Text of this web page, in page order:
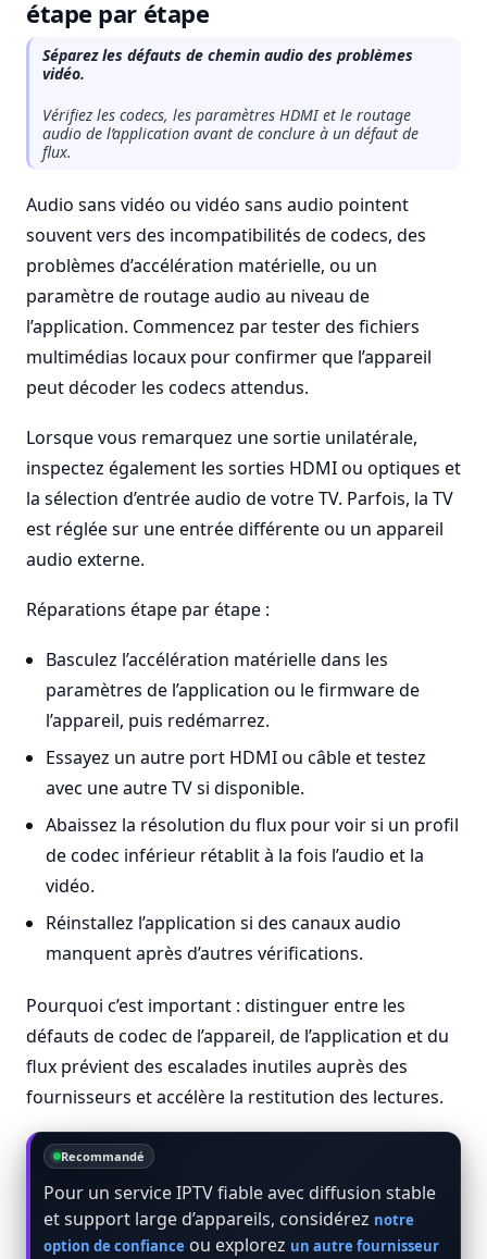
étape par étape
Séparez les défauts de chemin audio des problèmes
vidéo.
Vérifiez les codecs, les paramètres HDMI et le routage
audio de l’application avant de conclure à un défaut de
flux.
Audio sans vidéo ou vidéo sans audio pointent
souvent vers des incompatibilités de codecs, des
problèmes d’accélération matérielle, ou un
paramètre de routage audio au niveau de
l’application. Commencez par tester des fichiers
multimédias locaux pour confirmer que l’appareil
peut décoder les codecs attendus.
Lorsque vous remarquez une sortie unilatérale,
inspectez également les sorties HDMI ou optiques et
la sélection d’entrée audio de votre TV. Parfois, la TV
est réglée sur une entrée différente ou un appareil
audio externe.
Réparations étape par étape :
Basculez l’accélération matérielle dans les
paramètres de l’application ou le firmware de
l’appareil, puis redémarrez.
Essayez un autre port HDMI ou câble et testez
avec une autre TV si disponible.
Abaissez la résolution du flux pour voir si un profil
de codec inférieur rétablit à la fois l’audio et la
vidéo.
Réinstallez l’application si des canaux audio
manquent après d’autres vérifications.
Pourquoi c’est important : distinguer entre les
défauts de codec de l’appareil, de l’application et du
flux prévient des escalades inutiles auprès des
fournisseurs et accélère la restitution des lectures.
Recommandé
Pour un service IPTV fiable avec diffusion stable
et support large d’appareils, considérez notre
option de confiance ou explorez un autre fournisseur